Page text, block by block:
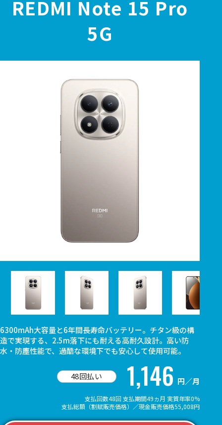
REDMI Note 15 Pro
5G
6300mAh大容量と6年間長寿命バッテリー。チタン級の構
造で実現する、2.5m落下にも耐える高耐久設計。高い防
水・防塵性能で、過酷な環境下でも安心して使用可能。
48回払い 1,146 円／月
支払回数48回 支払期間49ヵ月 実質年率0%
支払総額（割賦販売価格）／現金販売価格55,008円